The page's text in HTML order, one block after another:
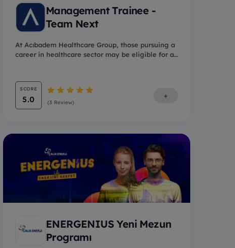
Management Trainee -
Team Next
At Acıbadem Healthcare Group, those pursuing a
career in healthcare sector may be eligible for a
SCORE
5.0 (3 Review)
+
ENERGENIUS Yeni Mezun
Programı